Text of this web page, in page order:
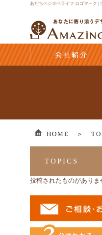
あだちベジタベライフ ロゴマーク |
HOME ＞
TOPICS
投稿されたものがありま